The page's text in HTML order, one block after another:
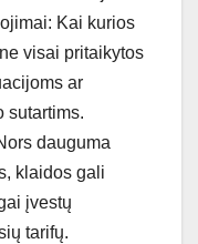
Kai kurios
visai pritaikytos
ar
sutartims.
dauguma
klaidos gali
įvestų
tarifų.